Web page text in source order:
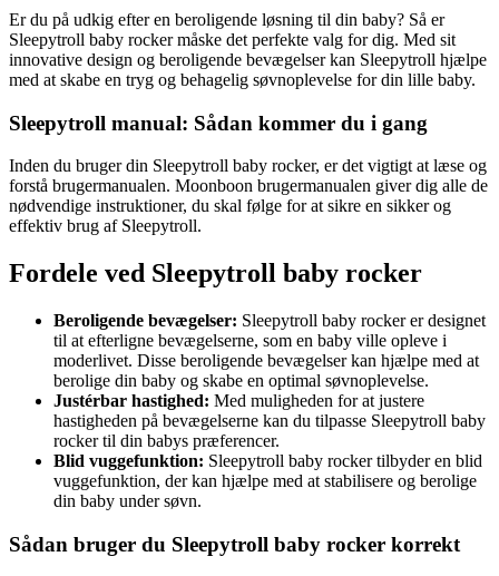
Er du på udkig efter en beroligende løsning til din baby? Så er
Sleepytroll baby rocker måske det perfekte valg for dig. Med sit
innovative design og beroligende bevægelser kan Sleepytroll hjælpe
med at skabe en tryg og behagelig søvnoplevelse for din lille baby.
Sleepytroll manual: Sådan kommer du i gang
Inden du bruger din Sleepytroll baby rocker, er det vigtigt at læse og
forstå brugermanualen. Moonboon brugermanualen giver dig alle de
nødvendige instruktioner, du skal følge for at sikre en sikker og
effektiv brug af Sleepytroll.
Fordele ved Sleepytroll baby rocker
Beroligende bevægelser: Sleepytroll baby rocker er designet
til at efterligne bevægelserne, som en baby ville opleve i
moderlivet. Disse beroligende bevægelser kan hjælpe med at
berolige din baby og skabe en optimal søvnoplevelse.
Justérbar hastighed: Med muligheden for at justere
hastigheden på bevægelserne kan du tilpasse Sleepytroll baby
rocker til din babys præferencer.
Blid vuggefunktion: Sleepytroll baby rocker tilbyder en blid
vuggefunktion, der kan hjælpe med at stabilisere og berolige
din baby under søvn.
Sådan bruger du Sleepytroll baby rocker korrekt